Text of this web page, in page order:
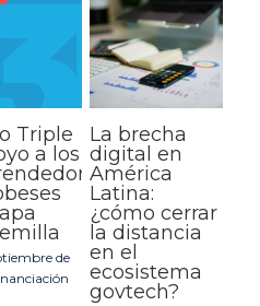
Triple
a los
de
La brecha
digital en
América
Latina:
¿cómo cerrar
la distancia
en el
ecosistema
govtech?